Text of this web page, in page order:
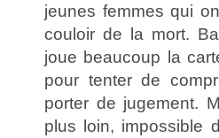
jeunes femmes qui
couloir de la mort.
joue beaucoup la
pour tenter de
porter de jugement.
plus loin, impossible